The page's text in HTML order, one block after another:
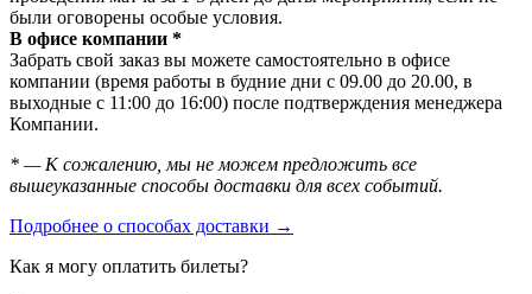
были оговорены особые условия.
В офисе компании *
Забрать свой заказ вы можете самостоятельно в офисе
компании (время работы в будние дни с 09.00 до 20.00, в
выходные с 11:00 до 16:00) после подтверждения менеджера
Компании.
* — К сожалению, мы не можем предложить все
вышеуказанные способы доставки для всех событий.
Подробнее о способах доставки →
Как я могу оплатить билеты?